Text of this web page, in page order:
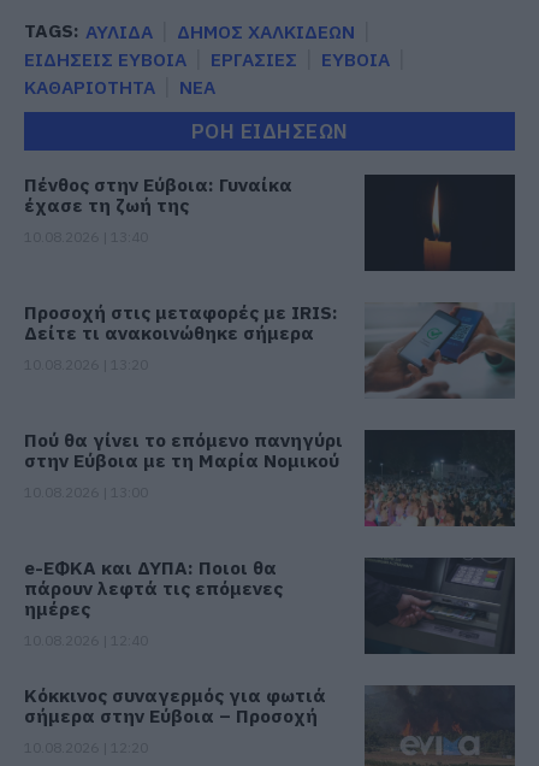
TAGS: ΑΥΛΙΔΑ
ΔΗΜΟΣ ΧΑΛΚΙΔΕΩΝ
ΕΙΔΗΣΕΙΣ ΕΥΒΟΙΑ
ΕΡΓΑΣΙΕΣ
ΕΥΒΟΙΑ
ΚΑΘΑΡΙΟΤΗΤΑ
ΝΕΑ
ΡΟΗ ΕΙΔΗΣΕΩΝ
Πένθος στην Εύβοια: Γυναίκα
έχασε τη ζωή της
Προσοχή στις μεταφορές με IRIS:
Δείτε τι ανακοινώθηκε σήμερα
Πού θα γίνει το επόμενο πανηγύρι
στην Εύβοια με τη Μαρία Νομικού
e-ΕΦΚΑ και ΔΥΠΑ: Ποιοι θα
πάρουν λεφτά τις επόμενες
ημέρες
Κόκκινος συναγερμός για φωτιά
σήμερα στην Εύβοια – Προσοχή